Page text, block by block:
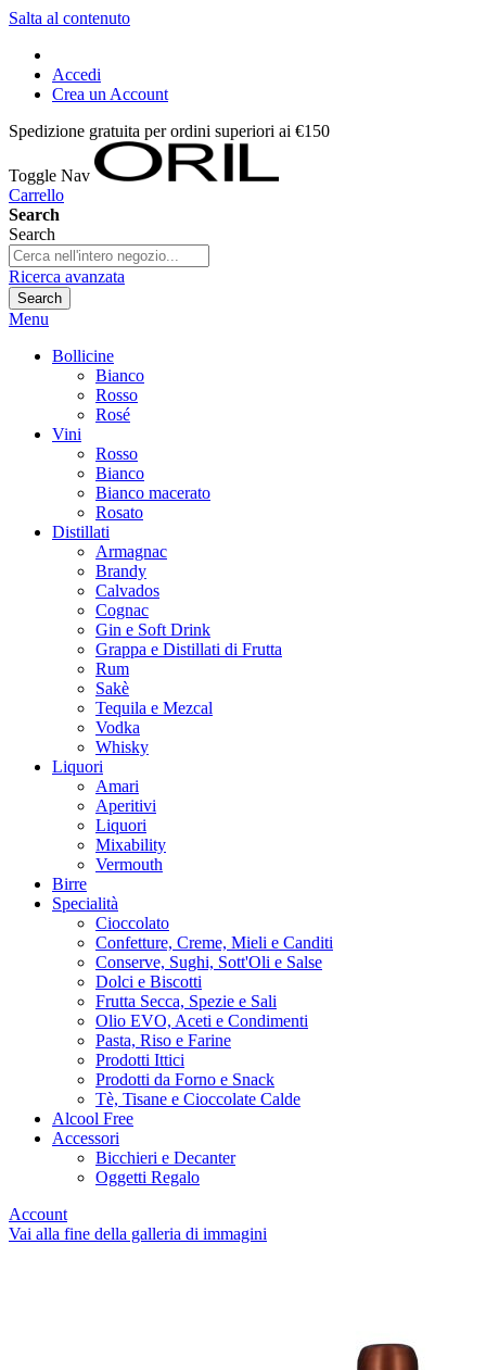
Salta al contenuto
Accedi
Crea un Account
Spedizione gratuita per ordini superiori ai €150
Toggle Nav
Carrello
Search
Search
Ricerca avanzata
Search
Menu
Bollicine
Bianco
Rosso
Rosé
Vini
Rosso
Bianco
Bianco macerato
Rosato
Distillati
Armagnac
Brandy
Calvados
Cognac
Gin e Soft Drink
Grappa e Distillati di Frutta
Rum
Sakè
Tequila e Mezcal
Vodka
Whisky
Liquori
Amari
Aperitivi
Liquori
Mixability
Vermouth
Birre
Specialità
Cioccolato
Confetture, Creme, Mieli e Canditi
Conserve, Sughi, Sott'Oli e Salse
Dolci e Biscotti
Frutta Secca, Spezie e Sali
Olio EVO, Aceti e Condimenti
Pasta, Riso e Farine
Prodotti Ittici
Prodotti da Forno e Snack
Tè, Tisane e Cioccolate Calde
Alcool Free
Accessori
Bicchieri e Decanter
Oggetti Regalo
Account
Vai alla fine della galleria di immagini